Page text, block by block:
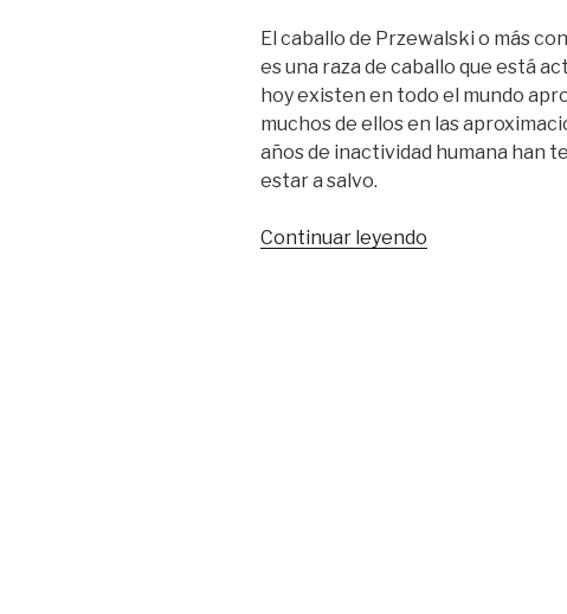
El caballo de Przewalski o más
es una raza de caballo que está
hoy existen en todo el mundo
muchos de ellos en las
años de inactividad humana han
estar a salvo.
Continuar leyendo